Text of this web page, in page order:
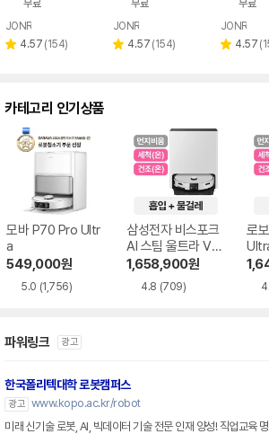
무료
JONR
별 4.57 리
(154)
무료
JONR
별 4.57 리
(154)
무료
JONR
별 4.57 리
(
카테고리 인기상품
모바 P70 Pro Ultr
a
549,000원
5.0 (1,756)
삼성전자 비스포크
AI 스팀 울트라 VR
90F01AAG
1,658,900원
4.8 (709)
로
파워링크 광고
한국폴리텍대학 로봇캠퍼스
광고 www.kopo.ac.kr/robot
미래 신기술 로봇, AI, 빅데이터 기술 전문 인재 양성! 직업교육